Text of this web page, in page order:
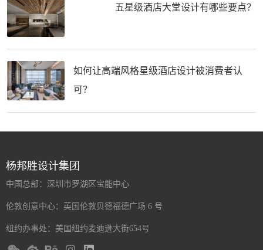
五星级酒店大堂设计有哪些要点？
如何让高端风格星级酒店设计被消费者认
可？
杨邦胜设计集团
中国总部：深圳市罗湖区宝能中心
伦敦创意中心：英国伦敦贝德福德广场 6 号
纽约办事处：美国纽约麦迪逊大街654号